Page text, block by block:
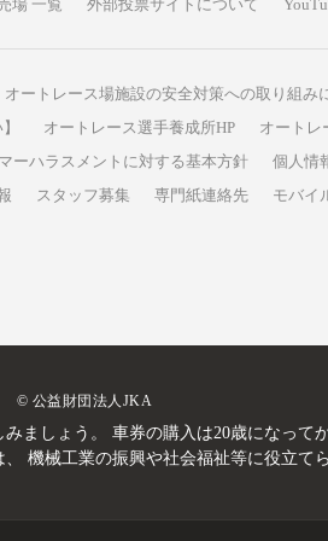
場 一覧 外部投票サイトについて
オートレース場施設の安全対策への取り組み
オートレース選手養成所HP
オートレ
ーハラスメントに対する基本方針 個人情
スタッフ募集 専門紙連絡先 モバイ
© 公益財団法人JKA
ましょう。
車券の購入は20歳になってか
機械工業の振興や社会福祉等に役立て